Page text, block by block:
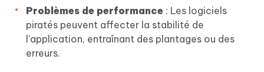
Problèmes de performance : Les logiciels
piratés peuvent affecter la stabilité de
l'application, entraînant des plantages ou des
erreurs.